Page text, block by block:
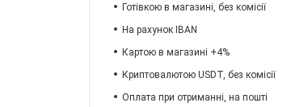
Готівкою в магазині, без комісії
На рахунок IBAN
Картою в магазині +4%
Криптовалютою USDT, без комісії
Оплата при отриманні, на пошті